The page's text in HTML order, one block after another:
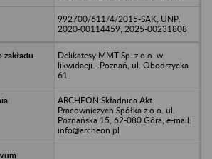
992700/611/4/2015-SAK; UNP:
2020-00114459, 2025-00231808
Delikatesy MMT Sp. z o.o. w
likwidacji - Poznań, ul. Obodrzycka
61
ARCHEON Składnica Akt
Pracowniczych Spółka z o.o. ul.
Poznańska 15, 62-080 Góra, e-mail:
info@archeon.pl